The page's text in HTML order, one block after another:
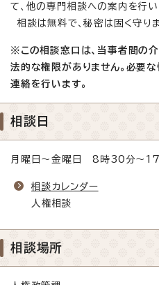
て、他の専門相談への案内を行い
相談は無料で、秘密は固く守り
※この相談窓口は、当事者間の
法的な権限がありません。必要
連絡を行います。
相談日
月曜日～金曜日 8時30分～17
相談カレンダー
人権相談
相談場所